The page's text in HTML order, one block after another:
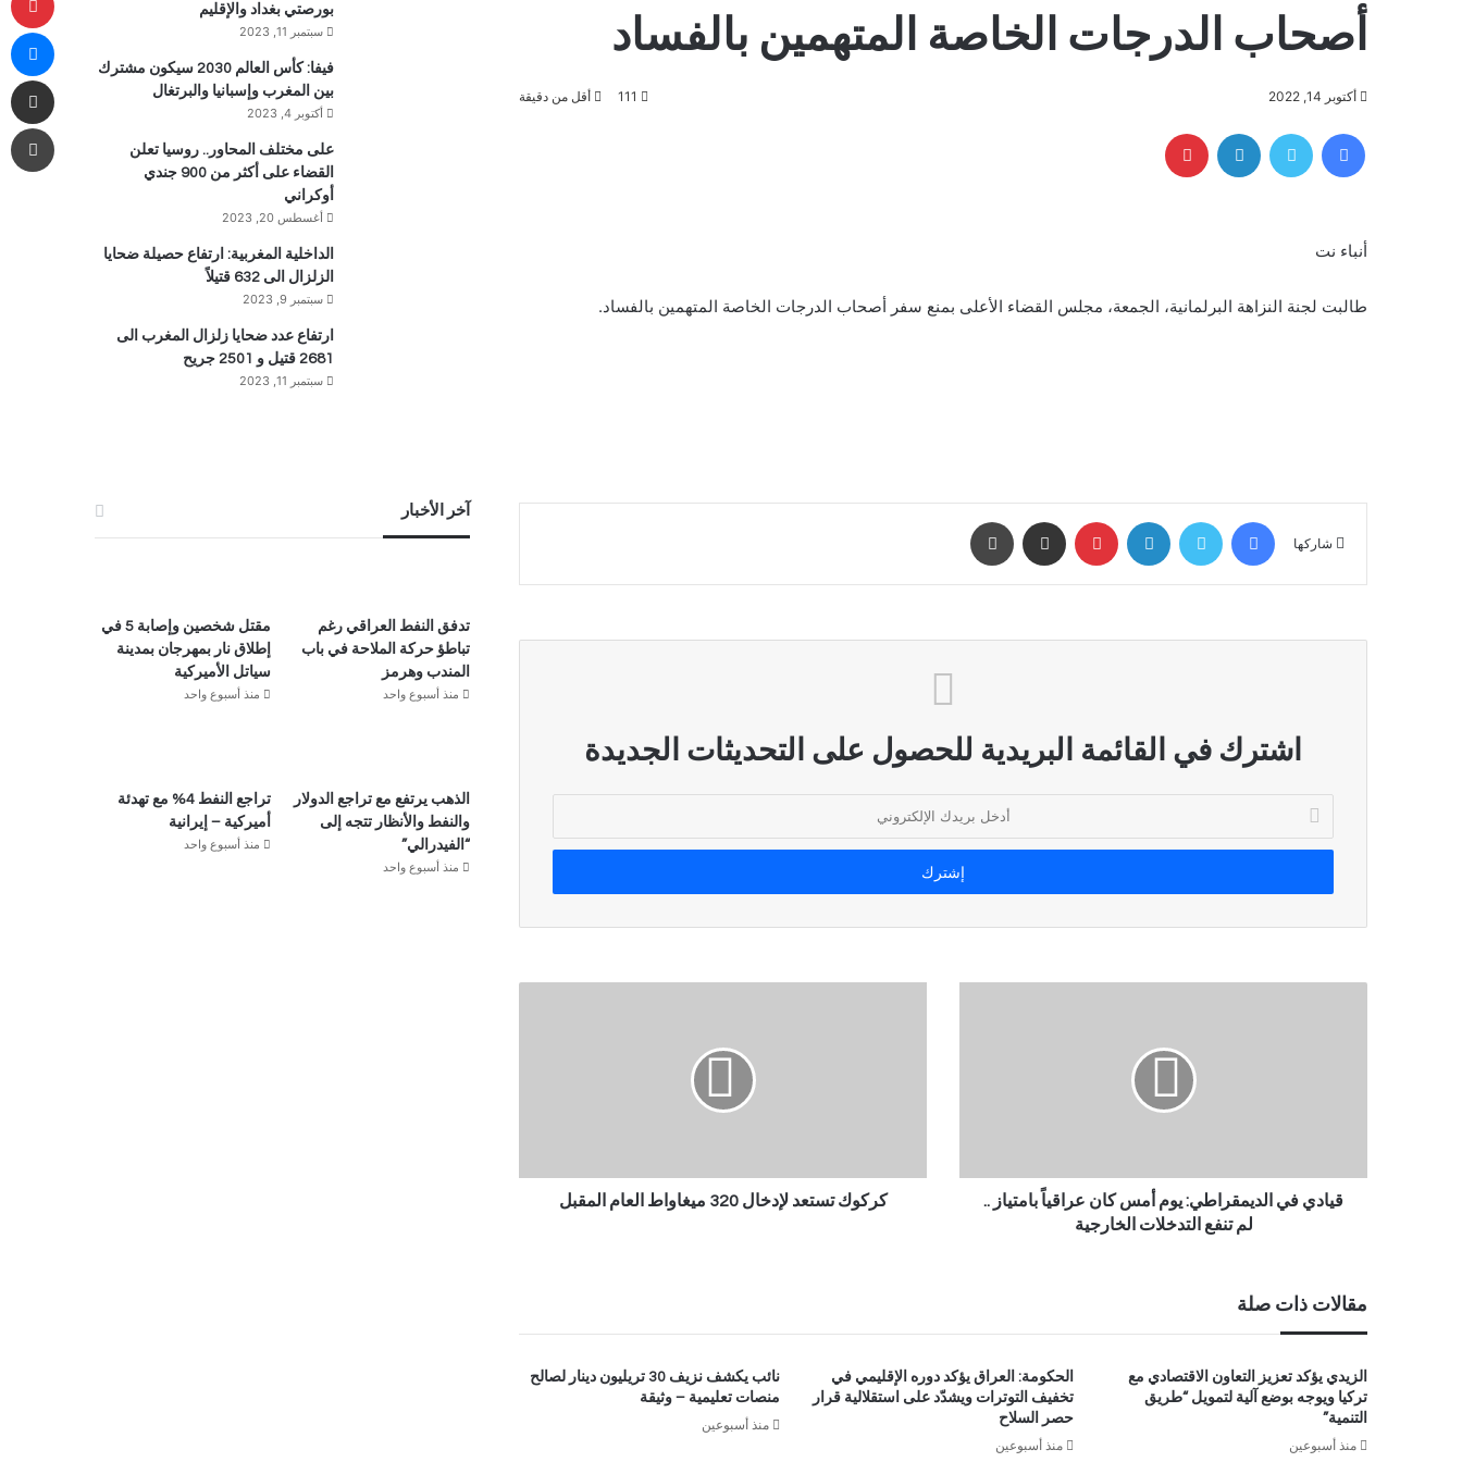
أصحاب الدرجات الخاصة المتهمين بالفساد
أكتوبر 14, 2022 111 أقل من دقيقة
فيسبوك تويتر لينكدإن
أنباء نت
طالبت لجنة النزاهة البرلمانية، الجمعة، مجلس القضاء الأعلى بمنع سفر أصحاب الدرجات الخاصة المتهمين بالفساد.
شاركها
فيسبوك تويتر لينكدإن بينتيريست مشاركة عبر البريد
اشترك في القائمة البريدية للحصول على التحديثات الجديدة
بريدك
الإلكتروني
قيادي في الديمقراطي: يوم أمس كان عراقياً بامتياز ..
لم تنفع التدخلات الخارجية
كركوك تستعد لإدخال 320 ميغاواط العام المقبل
مقالات ذات صلة
الزيدي يؤكد تعزيز التعاون الاقتصادي مع
تركيا ويوجه بوضع آلية لتمويل “طريق
التنمية”
منذ أسبوعين
الحكومة: العراق يؤكد دوره الإقليمي في
تخفيف التوترات ويشدّد على استقلالية قرار
حصر السلاح
منذ أسبوعين
نائب يكشف نزيف 30 تريليون دينار لصالح
منصات تعليمية – وثيقة
منذ أسبوعين
بورصتي بغداد والإقليم
سبتمبر 11, 2023
فيفا: كأس العالم 2030 سيكون مشترك
بين المغرب وإسبانيا والبرتغال
أكتوبر 4, 2023
على مختلف المحاور.. روسيا تعلن
القضاء على أكثر من 900 جندي
أوكراني
أغسطس 20, 2023
الداخلية المغربية: ارتفاع حصيلة ضحايا
الزلزال الى 632 قتيلاً
سبتمبر 9, 2023
ارتفاع عدد ضحايا زلزال المغرب الى
2681 قتيل و 2501 جريح
سبتمبر 11, 2023
آخر الأخبار
تدفق النفط العراقي رغم
تباطؤ حركة الملاحة في باب
المندب وهرمز
منذ أسبوع واحد
مقتل شخصين وإصابة 5 في
إطلاق نار بمهرجان بمدينة
سياتل الأميركية
منذ أسبوع واحد
الذهب يرتفع مع تراجع الدولار
والنفط والأنظار تتجه إلى
“الفيدرالي”
منذ أسبوع واحد
تراجع النفط 4% مع تهدئة
أميركية – إيرانية
منذ أسبوع واحد